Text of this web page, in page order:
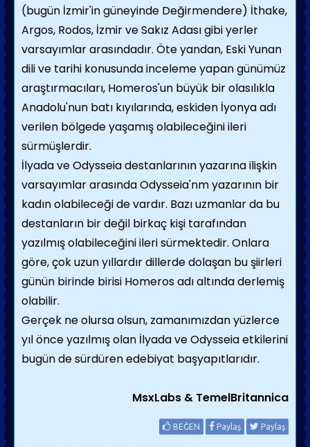
(bugün İzmir'in güneyinde Değirmendere) İthake,
Argos, Rodos, İzmir ve Sakız Adası gibi yerler
varsayımlar arasındadır. Öte yandan, Eski Yunan
dili ve tarihi konusunda inceleme yapan günümüz
araştırmacıları, Homeros'un büyük bir olasılıkla
Anadolu'nun batı kıyıla­rında, eskiden İyonya adı
verilen bölgede yaşamış olabileceğini ileri
sürmüşlerdir.
İlyada ve Odysseia destanlarının yazarına ilişkin
varsayımlar arasında Odysseia'nm ya­zarının bir
kadın olabileceği de vardır. Bazı uzmanlar da bu
destanların bir değil birkaç kişi tarafından
yazılmış olabileceğini ileri sür­mektedir. Onlara
göre, çok uzun yıllardır dillerde dolaşan bu şiirleri
günün birinde birisi Homeros adı altında derlemiş
olabilir.
Gerçek ne olursa olsun, zamanımızdan yüzlerce
yıl önce yazılmış olan İlyada ve Odysseia etkilerini
bugün de sürdüren edebi­yat başyapıtlarıdır.
MsxLabs & TemelBritannica
BEĞEN Paylaş Paylaş